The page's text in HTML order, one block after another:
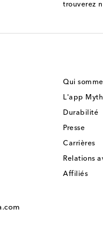
trouverez
Qui
L'app
Durabilité
Presse
Carrières
Relations
Affiliés